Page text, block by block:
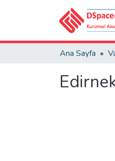
Ana Sayfa